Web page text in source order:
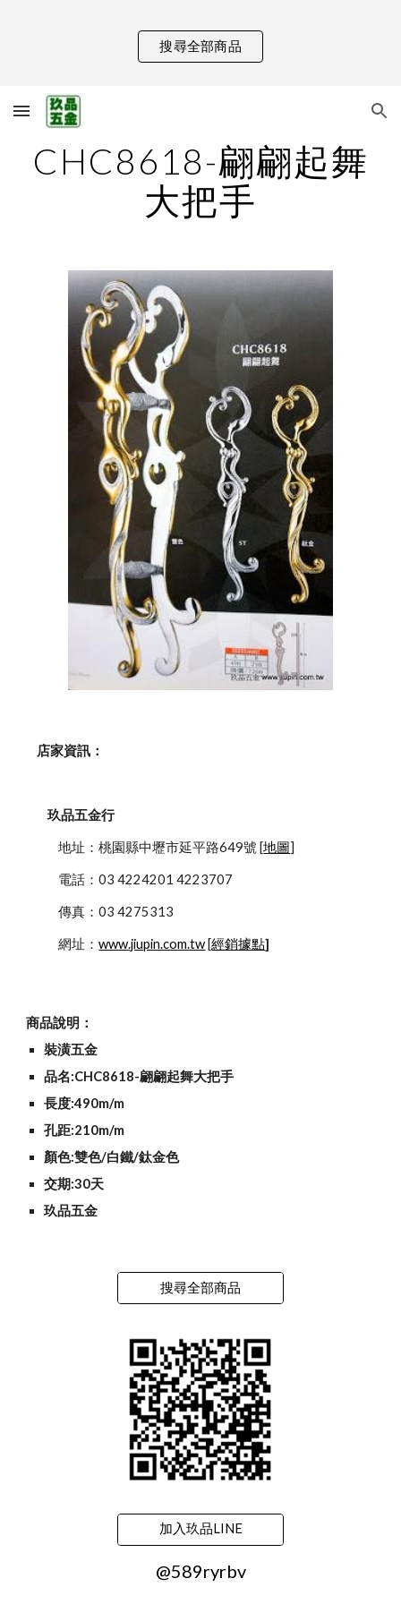
Skip to main content
搜尋全部商品
CHC8618-翩翩起舞
大把手
    店家資訊：
玖品五金行
            地址：桃園縣中壢市延平路649號 [
地圖]
            電話：03 4224201 4223707
            傳真：03 4275313
            網址：
www.jiupin.com.tw [經銷據點]
商品說明：
裝潢五金
品名:CHC8618-翩翩起舞大把手
長度:490m/m
孔距:210m/m
顏色:雙色/白鐵/鈦金色
交期:30天
玖品五金
搜尋全部商品
加入玖品LINE
@589ryrbv